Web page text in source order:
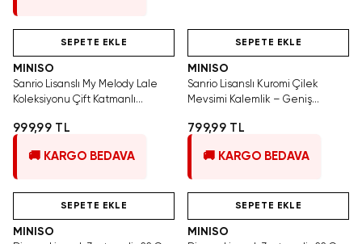
SEPETE EKLE
MINISO
Sanrio Lisanslı My Melody Lale
Koleksiyonu Çift Katmanlı
999,99 TL
🚚 KARGO BEDAVA
SEPETE EKLE
MINISO
Sanrio Lisanslı Kuromi Çilek
Mevsimi Kalemlik – Geniş
799,99 TL
🚚 KARGO BEDAVA
SEPETE EKLE
MINISO
SEPETE EKLE
MINISO